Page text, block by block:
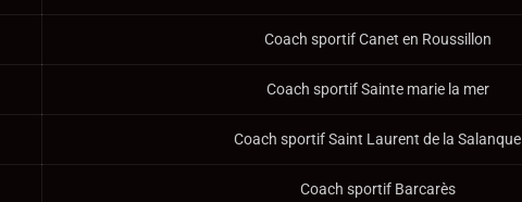
Coach sportif Canet en Roussillon
Coach sportif Sainte marie la mer
Coach sportif Saint Laurent de la Salanque
Coach sportif Barcarès